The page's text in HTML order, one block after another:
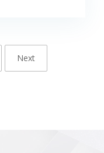
Next